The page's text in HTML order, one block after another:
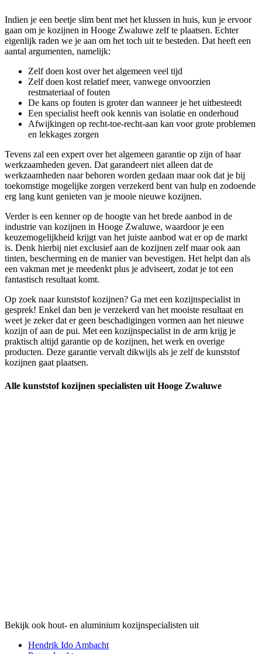
Indien je een beetje slim bent met het klussen in huis, kun je ervoor
gaan om je kozijnen in Hooge Zwaluwe zelf te plaatsen. Echter
eigenlijk raden we je aan om het toch uit te besteden. Dat heeft een
aantal argumenten, namelijk:
Zelf doen kost over het algemeen veel tijd
Zelf doen kost relatief meer, vanwege onvoorzien
restmateriaal of fouten
De kans op fouten is groter dan wanneer je het uitbesteedt
Een specialist heeft ook kennis van isolatie en onderhoud
Afwijkingen op recht-toe-recht-aan kan voor grote problemen
en lekkages zorgen
Tevens zal een expert over het algemeen garantie op zijn of haar
werkzaamheden geven. Dat garandeert niet alleen dat de
werkzaamheden naar behoren worden gedaan maar ook dat je bij
toekomstige mogelijke zorgen verzekerd bent van hulp en zodoende
erg lang kunt genieten van je mooie nieuwe kozijnen.
Verder is een kenner op de hoogte van het brede aanbod in de
industrie van kozijnen in Hooge Zwaluwe, waardoor je een
keuzemogelijkheid krijgt van het juiste aanbod wat er op de markt
is. Denk hierbij niet exclusief aan de kozijnen zelf maar ook aan
tinten, bescherming en de manier van bevestigen. Het helpt dan als
een vakman met je meedenkt plus je adviseert, zodat je tot een
fantastisch resultaat komt.
Op zoek naar kunststof kozijnen? Ga met een kozijnspecialist in
gesprek! Enkel dan ben je verzekerd van het mooiste resultaat en
weet je zeker dat er geen beschadigingen vormen aan het nieuwe
kozijn of aan de pui. Met een kozijnspecialist in de arm krijg je
praktisch altijd garantie op de kozijnen, het werk en overige
producten. Deze garantie vervalt dikwijls als je zelf de kunststof
kozijnen gaat plaatsen.
Alle kunststof kozijnen specialisten uit Hooge Zwaluwe
Bekijk ook hout- en aluminium kozijnspecialisten uit
Hendrik Ido Ambacht